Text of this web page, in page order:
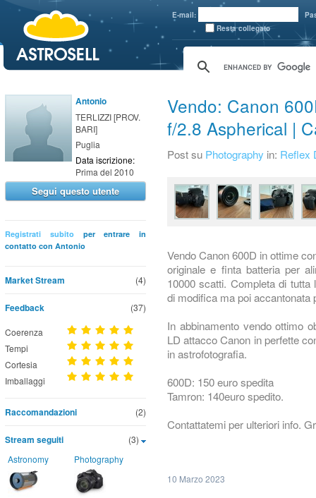
E-mail:
Resta collegato
Antonio
TERLIZZI [PROV.
BARI]
Puglia
Data iscrizione:
Prima del 2010
Segui questo utente
Registrati subitoper entrare in
contatto con Antonio
(4)
Market Stream
Feedback (37)
Coerenza
Tempi
Cortesia
Imballaggi
(2)
Raccomandazioni
(3)
Stream seguiti
Astronomy Photography
Vendo: Canon
f/2.8 Aspherical |
Post su Photography in: Reflex
Vendo Canon 600D in ottime
originale e finta batteria per
10000 scatti. Completa di tutta
di modifica ma poi
In abbinamento vendo ottimo
LD attacco Canon in perfette
in astrofotografia.
600D: 150 euro spedita
Tamron: 140euro spedito.
Contattatemi per ulteriori info.
10 Marzo 2023